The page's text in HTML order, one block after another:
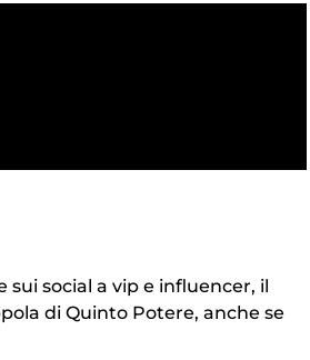
social a vip e influencer, il
di Quinto Potere, anche se